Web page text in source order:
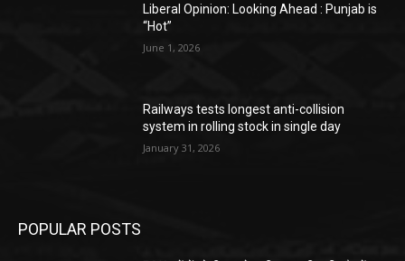
Liberal Opinion: Looking Ahead : Punjab is
“Hot”
June 1, 2026
Railways tests longest anti-collision
system in rolling stock in single day
January 31, 2026
POPULAR POSTS